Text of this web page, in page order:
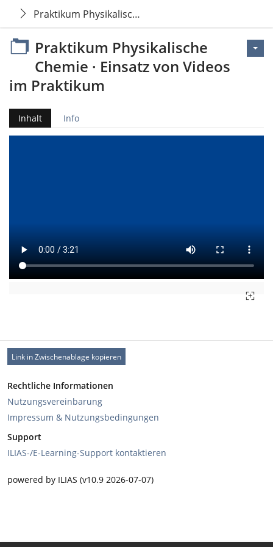
Praktikum Physikalische Chemie · Einsatz von
Praktikum Physikalische
Chemie · Einsatz von Videos
im Praktikum
Inhalt Info
Link in Zwischenablage kopieren
Rechtliche Informationen
Nutzungsvereinbarung
Impressum & Nutzungsbedingungen
Support
ILIAS-/E-Learning-Support kontaktieren
powered by ILIAS (v10.9 2026-07-07)